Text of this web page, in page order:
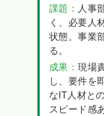
課題： 人事
く、必要人
状態。事業
る。
成果：現場
し、要件を
なIT人材と
スピード感